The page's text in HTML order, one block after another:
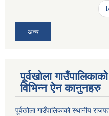
अन्य
पूर्वखोला
विभिन्न ऐन कानुनहरु
पूर्वखोला गाउँपालिकाको स्थानीय